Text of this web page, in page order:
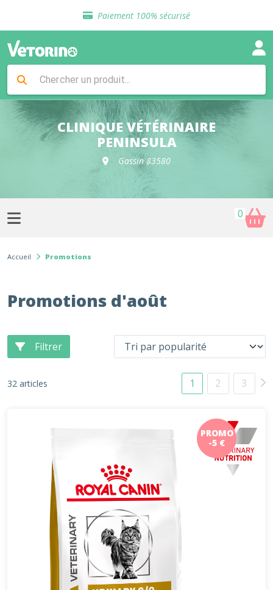
Paiement 100% sécurisé
Livraison gratuite en clinique vétérinaire
Sélection de croquettes vétérinaire
Livraison gratuite en clinique vétérinaire
Retour gratuit en clinique
Sélection de croquettes vétérinaire
CLINIQUE VÉTÉRINAIRE
PENINSULA
Gassin 83580
0
Accueil Promotions
Promotions d'août
Filtrer
32 articles 1 2 3
PROMO
-5 €